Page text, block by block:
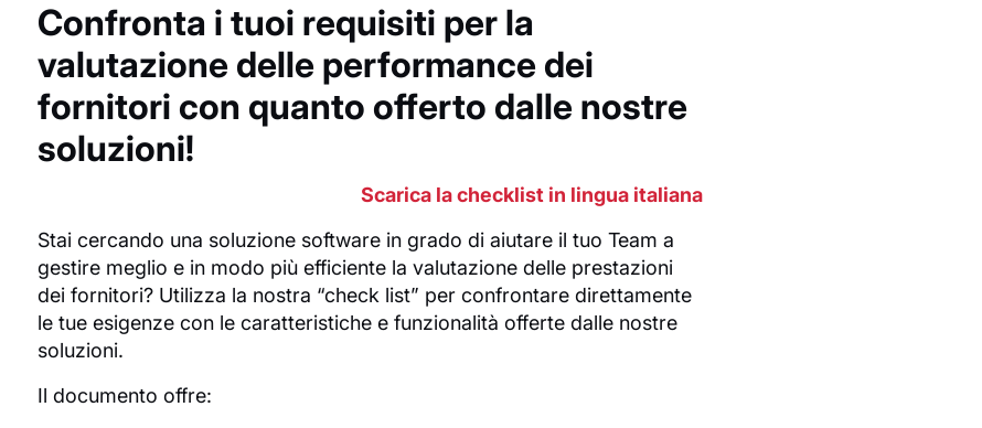
Confronta i tuoi requisiti per la
valutazione delle performance dei
fornitori con quanto offerto dalle nostre
soluzioni!
Scarica la checklist in lingua italiana
Stai cercando una soluzione software in grado di aiutare il tuo Team a
gestire meglio e in modo più efficiente la valutazione delle prestazioni
dei fornitori? Utilizza la nostra “check list” per confrontare direttamente
le tue esigenze con le caratteristiche e funzionalità offerte dalle nostre
soluzioni.
Il documento offre: